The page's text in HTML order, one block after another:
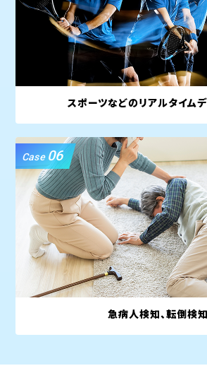
スポーツなどのリアルタイム
Case06
急病人検知、転倒検知